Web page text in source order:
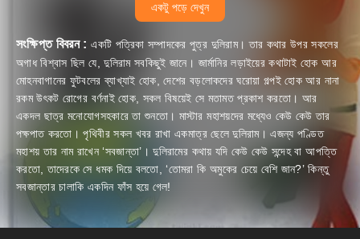
একটু পড়ে দেখুন
সংক্ষিপ্ত বিবরন : একটি পত্রিকা সম্পাদকের পুত্র দুলিরাম। তার কথার উপর সকলের
অগাধ বিশ্বাস ছিল যে, দুলিরাম সবকিছুই জানে। জার্মানির লড়াইয়ের কথাটাই হোক আর
মোহনবাগানের ফুটবলের ব্যাখ্যাই হোক, দেশের বড়লোকদের ঘরোয়া গল্পই হোক আর নানা
রকম উৎকট রোগের বর্ণনাই হোক, সকল বিষয়েই সে মতামত প্রকাশ করতো। আর
একদল ছাত্র মনোযোগসহকারে তা শুনতো। মাস্টার মহাশয়দের মধ্যেও কেউ কেউ তার
পক্ষপাত করতো। পৃথিবীর সকল খবর রাখা একমাত্র ছেলে দুলিরাম। এজন্য পণ্ডিত
মহাশয় তার নাম রাখেন ‘সবজান্তা’। দুলিরামের কথায় যদি কেউ কেউ সন্দেহ বা আপত্তি
করতো, তাদেরকে সে ধমক দিয়ে বলতো, ‘তোমরা কি অমুকের চেয়ে বেশি জান?’ কিন্তু
সবজান্তার চালাকি একদিন ফাঁস হয়ে গেল!